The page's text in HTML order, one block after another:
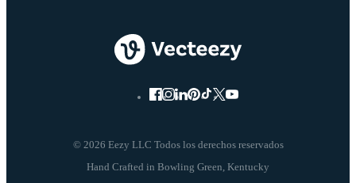
© 2026 Eezy LLC Todos los derechos reservados